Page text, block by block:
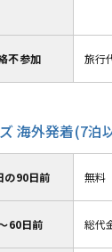
不参加 旅行
ズ 海外発着(7泊
の90日前 無料
60日前 総代